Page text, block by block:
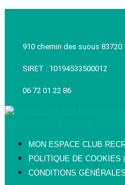
910 chemin des suous 83720
SIRET : 10194533500012
06 72 01 22 86
MON ESPACE CLUB
POLITIQUE DE COOKIES
CONDITIONS